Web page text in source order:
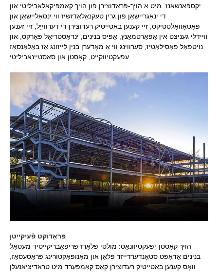
יקספּאַנשאַנז. מיט אַ הויך-פּראָדוצירן פון הויך קאַמפּיקאַלאַביליטי און
די ינאַגריישאַן פון גרין טעקנאַלאַדזשיז ווי ינסאַליישאַן און
פאָטאָוואָלטטיקס, זיי קענען באטייטיק רעדוצירן די דערווייַל, זיי זענען
וויידלי געניצט אין אַפּאַרטמאַנץ, אָפיס בנינים, ינדאַסטריאַל פּאַרקס, און
נויטפאַל פאַסילאַטיז, סערווינג ווי אַ מאָדערן בנין לייזונג אַז באַלאַנסאַז
פּראָדוקט פֿעיִקייטן
הויך קאָסטן-יפעקטיוונאַס: מולטי פלאָרז פּריפאַבריקייטיד מעטאַל
בנינים אַדאַפּט סטאַנדערדייזד פּלאַן און מאַנופאַקטורינג פּראַסעסאַז,
וואָס קענען באטייטיק רעדוצירן קאָס קאַמפּערד מיט טראדיציאנעלן